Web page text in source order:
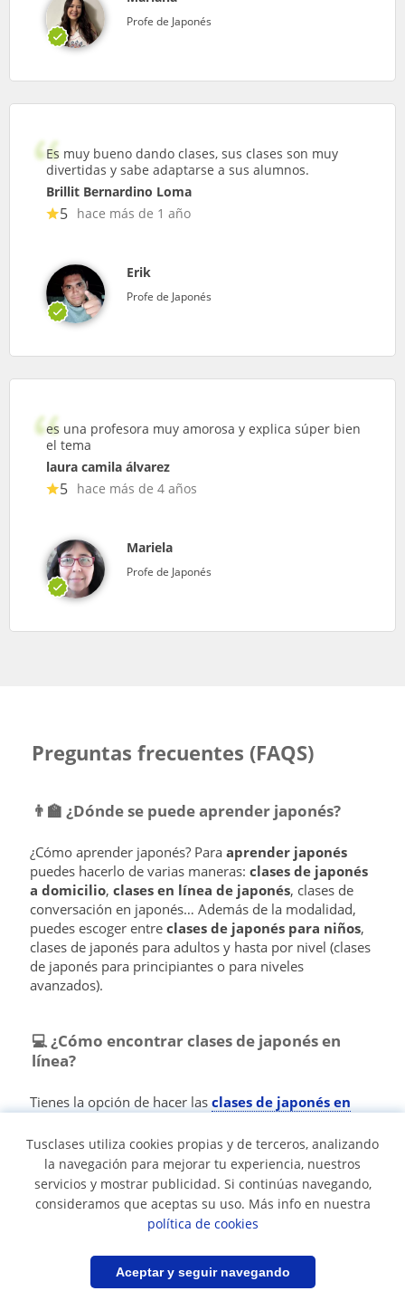
Guardar búsqueda
Profe de Japonés
Es muy bueno dando clases, sus clases son muy
divertidas y sabe adaptarse a sus alumnos.
Brillit Bernardino Loma
5 hace más de 1 año
Erik
Profe de Japonés
es una profesora muy amorosa y explica súper bien
el tema
laura camila álvarez
5 hace más de 4 años
Mariela
Profe de Japonés
Preguntas frecuentes (FAQS)
👨‍🏫 ¿Dónde se puede aprender japonés?
¿Cómo aprender japonés? Para aprender japonés
puedes hacerlo de varias maneras: clases de japonés
a domicilio, clases en línea de japonés, clases de
conversación en japonés… Además de la modalidad,
puedes escoger entre clases de japonés para niños,
clases de japonés para adultos y hasta por nivel (clases
de japonés para principiantes o para niveles
avanzados).
💻 ¿Cómo encontrar clases de japonés en
línea?
Tienes la opción de hacer las clases de japonés en
disfrutar de todas lasherramientas de las clases en
línea: agenda compartida, mensajería instantánea… E
incluso clases mucho más prácticas. Aunque suelen
durar entre 1h y 1h y media, se siente mucho más
personalizado y prácticas el
habla del japonés
💭 ¿Es útil aprender japonés?
Tusclases utiliza cookies propias y de terceros, analizando
la navegación para mejorar tu experiencia, nuestros
servicios y mostrar publicidad. Si continúas navegando,
consideramos que aceptas su uso. Más info en nuestra
política de cookies
Aceptar y seguir navegando